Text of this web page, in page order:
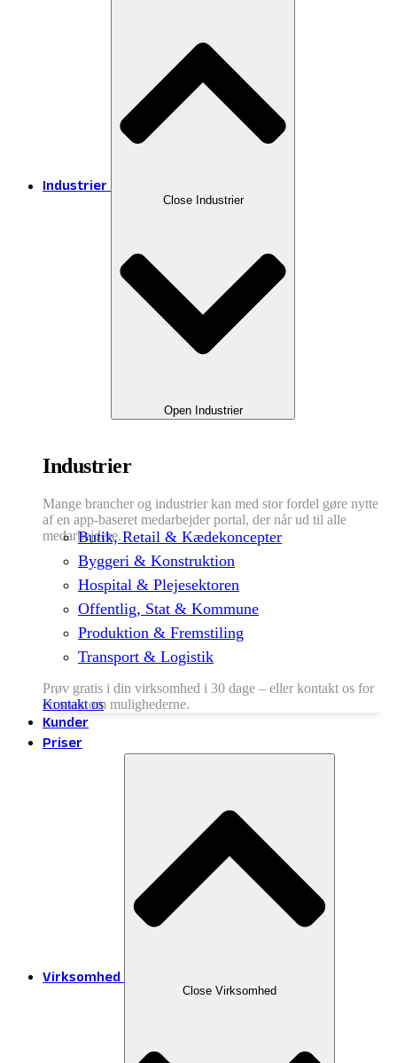
Industrier
Close Industrier
Open Industrier
Industrier
Mange brancher og industrier kan med stor fordel gøre nytte
af en app-baseret medarbejder portal, der når ud til alle
medarbejdere.
Butik, Retail & Kædekoncepter
Byggeri & Konstruktion
Hospital & Plejesektoren
Offentlig, Stat & Kommune
Produktion & Fremstiling
Transport & Logistik
Prøv gratis i din virksomhed i 30 dage – eller kontakt os for
en snak om mulighederne.
Kontakt os
Kunder
Priser
Virksomhed
Close Virksomhed